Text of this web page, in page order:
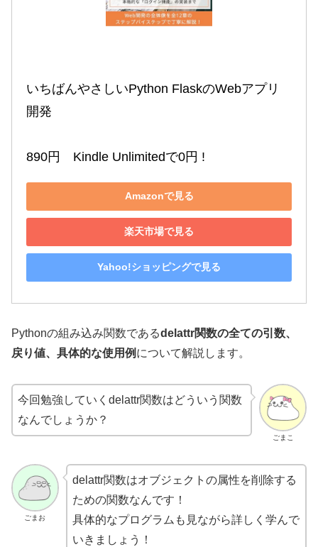
いちばんやさしいPython FlaskのWebアプリ
開発
890円　Kindle Unlimitedで0円 !
Amazonで見る
楽天市場で見る
Yahoo!ショッピングで見る
Pythonの組み込み関数であるdelattr関数の全ての引数、
戻り値、具体的な使用例 について解説します。
ごまこ
今回勉強していくdelattr関数はどういう関数
なんでしょうか？
ごまお
delattr関数はオブジェクトの属性を削除する
ための関数なんです！
具体的なプログラムも見ながら詳しく学んで
いきましょう！